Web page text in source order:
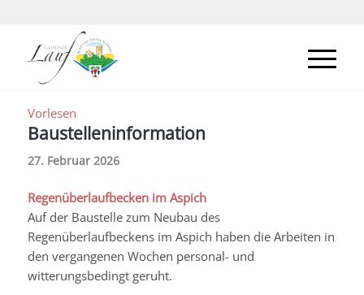
Vorlesen
Baustelleninformation
27. Februar 2026
Regenüberlaufbecken im Aspich
Auf der Baustelle zum Neubau des
Regenüberlaufbeckens im Aspich haben die Arbeiten in
den vergangenen Wochen personal- und
witterungsbedingt geruht.